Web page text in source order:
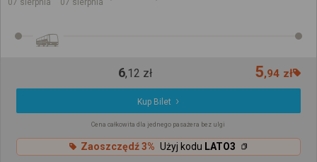
6,12 zł 5,94 zł
Kup Bilet
Cena całkowita dla jednego pasażera bez ulgi
Zaoszczędź 3% Użyj kodu LATO3